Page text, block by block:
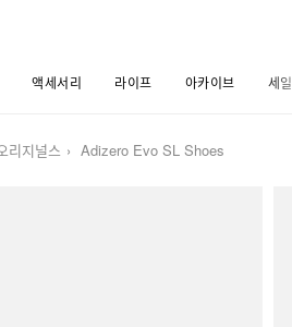
액세서리 라이프 아카이브 세일
리지널스 Adizero Evo SL Shoes